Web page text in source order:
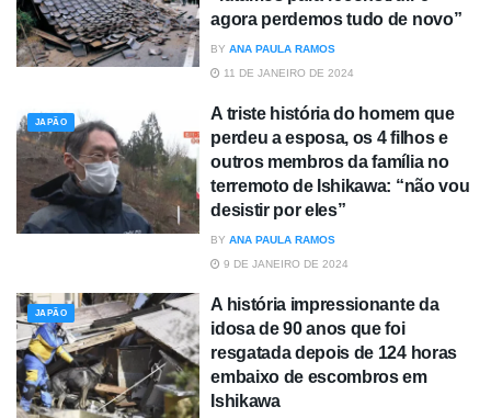
agora perdemos tudo de novo”
BY ANA PAULA RAMOS
11 DE JANEIRO DE 2024
JAPÃO
A triste história do homem que
perdeu a esposa, os 4 filhos e
outros membros da família no
terremoto de Ishikawa: “não vou
desistir por eles”
BY ANA PAULA RAMOS
9 DE JANEIRO DE 2024
JAPÃO
A história impressionante da
idosa de 90 anos que foi
resgatada depois de 124 horas
embaixo de escombros em
Ishikawa